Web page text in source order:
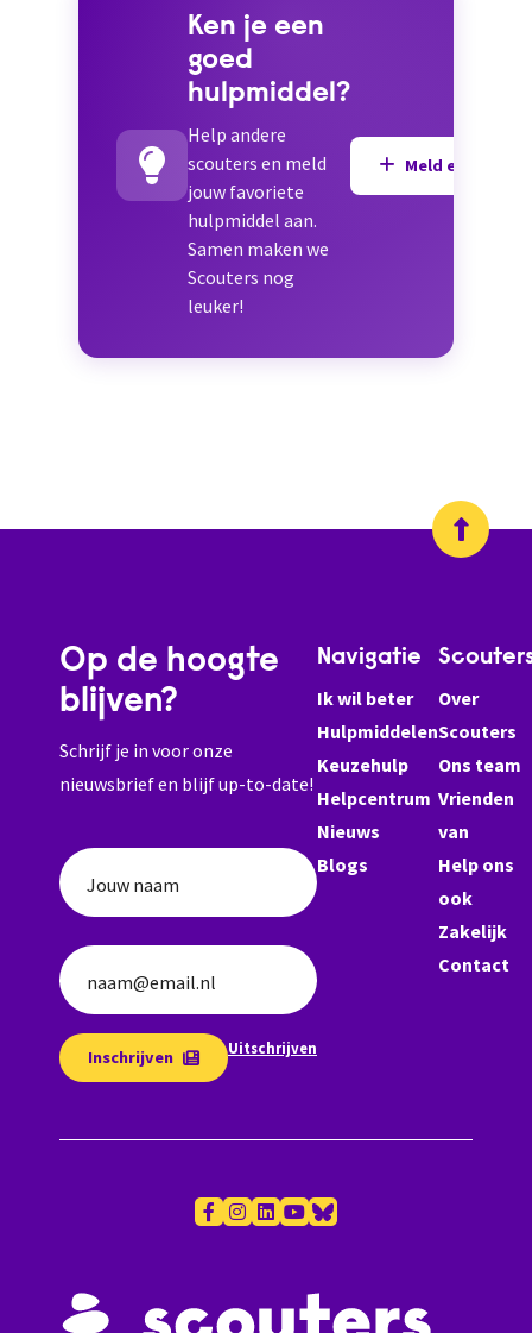
Ken je een
goed
hulpmiddel?
Help andere
scouters en meld
jouw favoriete
hulpmiddel aan.
Samen maken we
Scouters nog
leuker!
Meld een
Op de hoogte
blijven?
Schrijf je in voor onze
nieuwsbrief en blijf up-to-date!
Jouw naam
naam@email.nl
Inschrijven Uitschrijven
Navigatie
Ik wil beter
Hulpmiddelen
Keuzehulp
Helpcentrum
Nieuws
Blogs
Over
Scouters
Ons team
Vrienden
van
Help ons
ook
Zakelijk
Contact